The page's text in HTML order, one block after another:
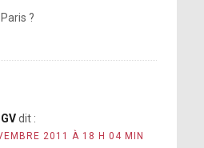
?
dit :
2011 À 18 H 04 MIN